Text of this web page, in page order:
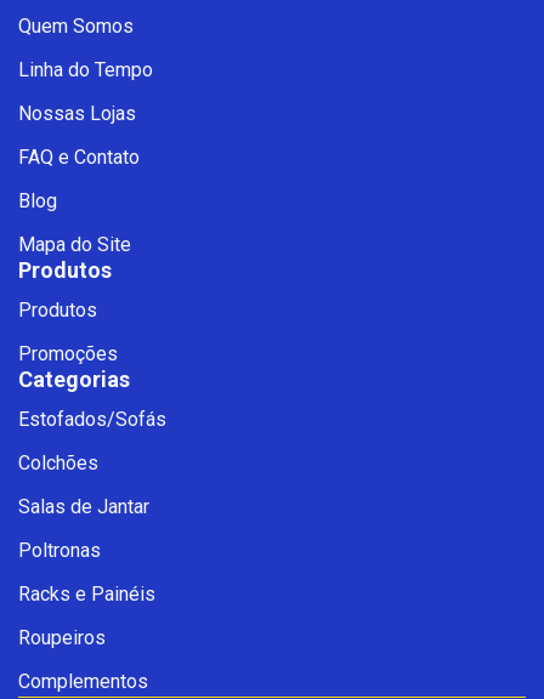
Quem Somos
Linha do Tempo
Nossas Lojas
FAQ e Contato
Blog
Mapa do Site
Produtos
Produtos
Promoções
Categorias
Estofados/Sofás
Colchões
Salas de Jantar
Poltronas
Racks e Painéis
Roupeiros
Complementos